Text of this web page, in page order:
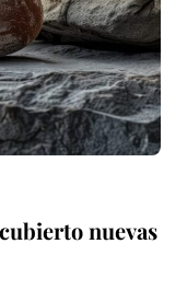
nuevas